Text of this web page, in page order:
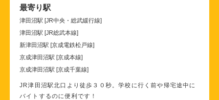
最寄り駅
津田沼駅 [JR中央・総武緩行線]
津田沼駅 [JR総武本線]
新津田沼駅 [京成電鉄松戸線]
京成津田沼駅 [京成本線]
京成津田沼駅 [京成千葉線]
JR津田沼駅北口より徒歩３０秒。学校に行く前や帰宅途中に
バイトするのに便利です！